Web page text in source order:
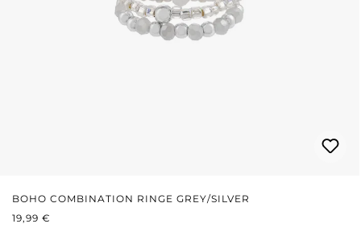
BOHO COMBINATION RINGE GREY/SILVER
REGULÄRER PREIS:
19,99 €